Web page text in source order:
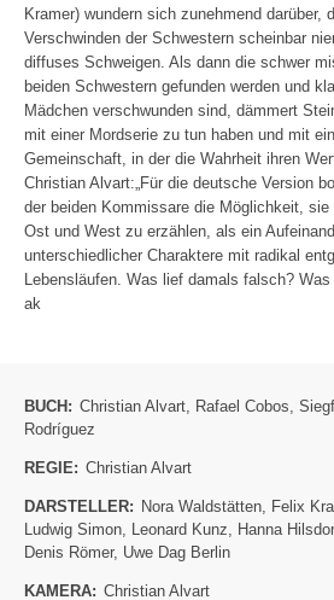
Kramer) wundern sich zunehmend darüber,
Verschwinden der Schwestern scheinbar
diffuses Schweigen. Als dann die schwer
beiden Schwestern gefunden werden und
Mädchen verschwunden sind, dämmert
mit einer Mordserie zu tun haben und mit
Gemeinschaft, in der die Wahrheit ihren
Christian Alvart:„Für die deutsche Version
der beiden Kommissare die Möglichkeit,
Ost und West zu erzählen, als ein
unterschiedlicher Charaktere mit radikal
Lebensläufen. Was lief damals falsch?
ak
BUCH: Christian Alvart, Rafael Cobos,
Rodríguez
REGIE: Christian Alvart
DARSTELLER: Nora Waldstätten, Felix
Ludwig Simon, Leonard Kunz, Hanna
Denis Römer, Uwe Dag Berlin
KAMERA: Christian Alvart